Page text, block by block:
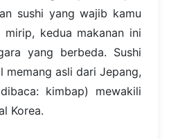
sushi yang wajib kamu
mirip, kedua makanan ini
yang berbeda. Sushi
memang asli dari Jepang,
kimbap) mewakili
Korea.